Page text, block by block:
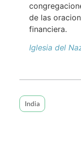
de las
financiera.
Iglesia del
India